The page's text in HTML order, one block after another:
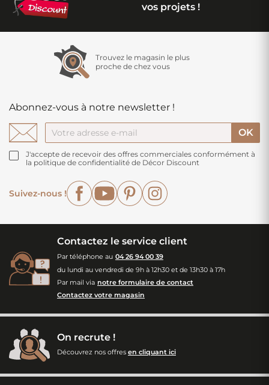
vos projets !
Trouvez le magasin le plus
proche de chez vous
Abonnez-vous à notre newsletter !
J'accepte de recevoir des offres commerciales conformément à
la politique de confidentialité de Décor Discount
Suivez-nous !
FacebookYouTubePinterest
Contactez le service client
Par téléphone au 04 26 94 00 39
du lundi au vendredi de 9h à 12h30 et de 13h30 à 17h
Par mail via notre formulaire de contact
Contactez votre magasin
On recrute !
Découvrez nos offres en cliquant ici